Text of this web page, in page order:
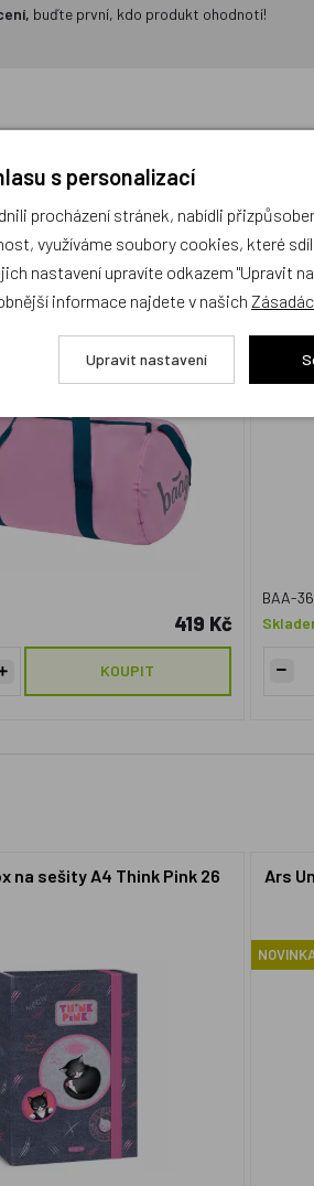
buďte první, kdo produkt ohodnotí!
sportovní taška Hoop
Rose GRS
419 Kč
KOUPIT
BAA-
na sešity A4 Think Pink 26
Ars
s personalizací
procházení stránek, nabídli
využíváme soubory cookies, které
nastavení upravíte odkazem "Upravit
informace najdete v našich
Upravit nastavení